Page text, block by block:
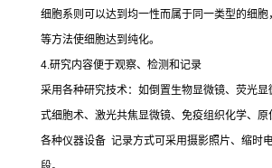
细胞系则可以达到均一性而属于同一类型的细胞
等方法使细胞达到纯化。
4.研究内容便于观察、检测和记录
采用各种研究技术：如倒置生物显微镜、荧光
式细胞术、激光共焦显微镜、免疫组织化学、
各种仪器设备 记录方式可采用摄影照片、缩时